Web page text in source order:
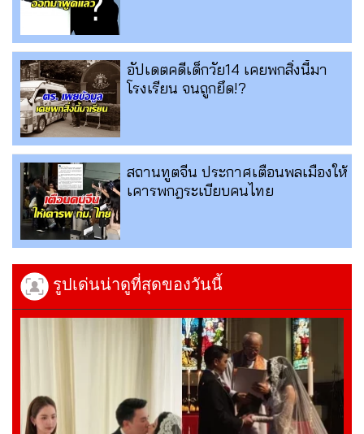
อัปเดตคดีเด็กวัย14 เคยพกสิ่งนี้มา
โรงเรียน จนถูกยึด!?
สถานทูตจีน ประกาศเตือนพลเมืองให้
เคารพกฎระเบียบคนไทย
รูปเด่นน่าดูที่สุดของวันนี้